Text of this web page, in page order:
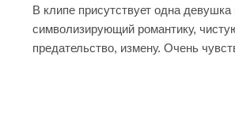
В клипе присутствует одна
символизирующий романтику,
предательство, измену. Очень